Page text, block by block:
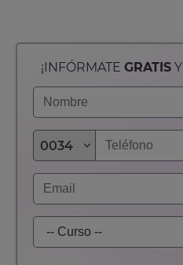
¡INFÓRMATE GRATISY
0034